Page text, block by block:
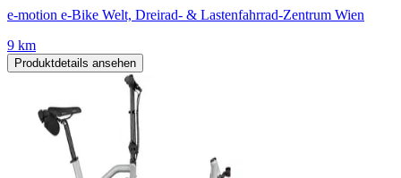
e-motion e-Bike Welt, Dreirad- & Lastenfahrrad-Zentrum Wien
9 km
Produktdetails ansehen